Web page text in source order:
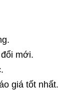
mới.
giá tốt nhất.